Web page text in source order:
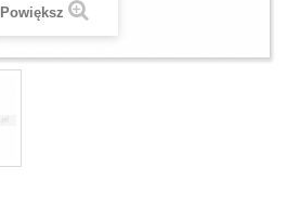
Powiększ